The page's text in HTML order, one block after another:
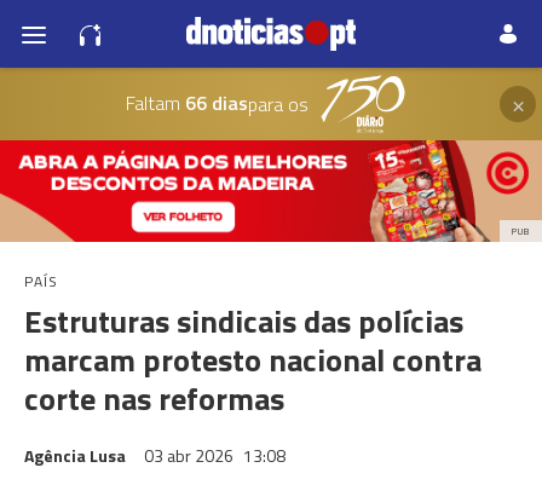
Faltam 66 diaspara os ×
PUB
PAÍS
Estruturas sindicais das polícias
marcam protesto nacional contra
corte nas reformas
Agência Lusa 03 abr 2026 13:08